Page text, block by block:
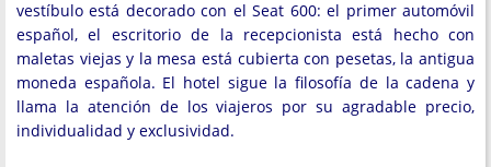
vestíbulo está decorado con el Seat 600: el primer automóvil
español, el escritorio de la recepcionista está hecho con
maletas viejas y la mesa está cubierta con pesetas, la antigua
moneda española. El hotel sigue la filosofía de la cadena y
llama la atención de los viajeros por su agradable precio,
individualidad y exclusividad.